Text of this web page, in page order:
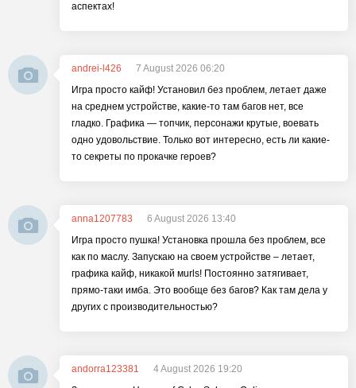
аспектах!
andrei-l426
7 August 2026 06:20
Игра просто кайф! Установил без проблем, летает даже
на среднем устройстве, какие-то там багов нет, все
гладко. Графика — топчик, персонажи крутые, воевать
одно удовольствие. Только вот интересно, есть ли какие-
то секреты по прокачке героев?
anna1207783
6 August 2026 13:40
Игра просто пушка! Установка прошла без проблем, все
как по маслу. Запускаю на своем устройстве – летает,
графика кайф, никакой мurls! Постоянно затягивает,
прямо-таки имба. Это вообще без багов? Как там дела у
других с производительностью?
andorra123381
4 August 2026 19:20